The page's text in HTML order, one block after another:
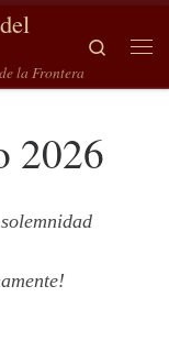
la Frontera
Search
2026